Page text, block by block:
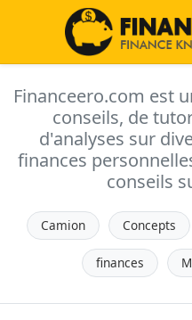
Financeero.com est
conseils, de
d'analyses sur
finances
conseils
Camion Concepts
finances